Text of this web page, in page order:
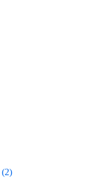
(2)